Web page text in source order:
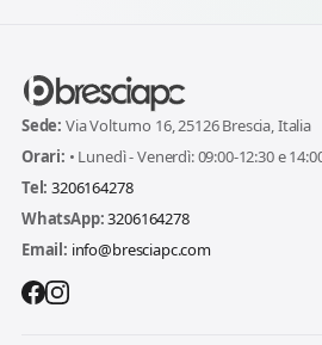
Sede: Via Volturno 16, 25126 Brescia, Italia
Orari: • Lunedì - Venerdì: 09:00-12:30 e
Tel: 3206164278
WhatsApp:3206164278
Email: info@bresciapc.com